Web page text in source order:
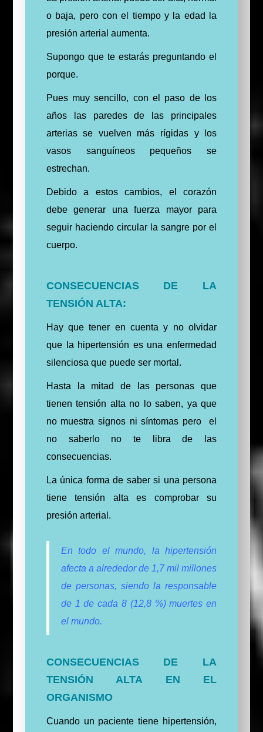
o baja, pero con el tiempo y la edad la
presión arterial aumenta.
Supongo que te estarás preguntando el
porque.
Pues muy sencillo, con el paso de los
años las paredes de las principales
arterias se vuelven más rígidas y los
vasos sanguíneos pequeños se
estrechan.
Debido a estos cambios, el corazón
debe generar una fuerza mayor para
seguir haciendo circular la sangre por el
cuerpo.
CONSECUENCIAS DE LA
TENSIÓN ALTA:
Hay que tener en cuenta y no olvidar
que la hipertensión es una enfermedad
silenciosa que puede ser mortal.
Hasta la mitad de las personas que
tienen tensión alta no lo saben, ya que
no muestra signos ni síntomas pero el
no saberlo no te libra de las
consecuencias.
La única forma de saber si una persona
tiene tensión alta es comprobar su
presión arterial.
En todo el mundo, la hipertensión
afecta a alrededor de 1,7 mil millones
de personas, siendo la responsable
de 1 de cada 8 (12,8 %) muertes en
el mundo.
CONSECUENCIAS DE LA
TENSIÓN ALTA EN EL
ORGANISMO
Cuando un paciente tiene hipertensión,